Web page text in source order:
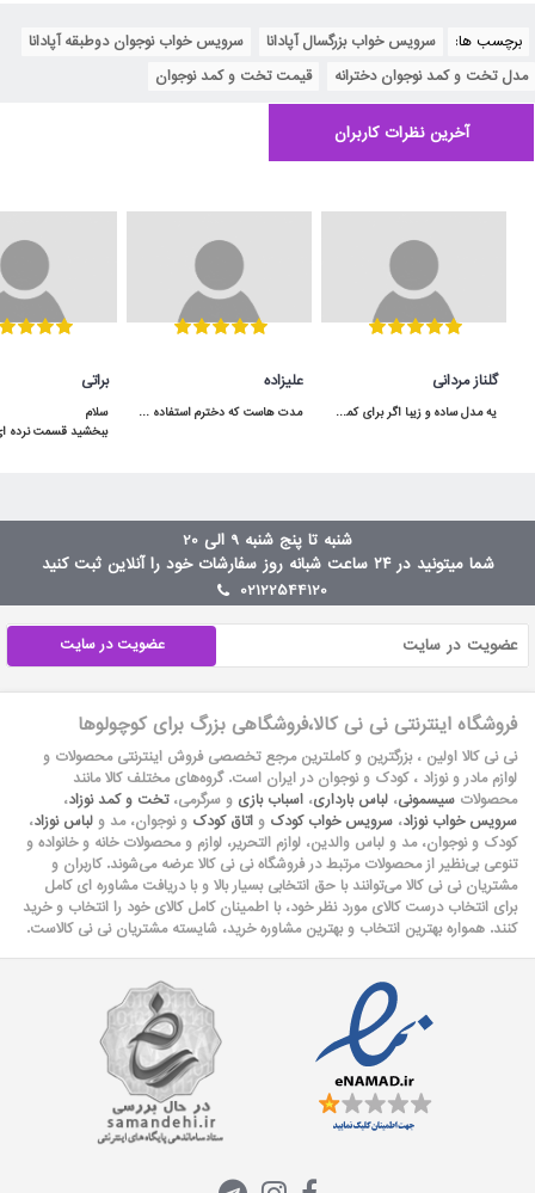
برچسب ها: سرویس خواب بزرگسال آپادانا سرویس خواب نوجوان دوطبقه آپادانا
مدل تخت و کمد نوجوان دخترانه
قیمت تخت و کمد نوجوان
آخرین نظرات کاربران
گلناز مردانی
یه مدل ساده و زیبا اگر برای کمد سه دربش جا داشته باشید خیلی هم کاربردی میشه
علیزاده
مدت هاست که دخترم استفاده می کنه و کیفیت مناسبی داره.در شگفت انگیز با قیمت عالی خریدم.
براتی
شنبه تا پنج شنبه 9 الی 20
شما میتونید در ۲۴ ساعت شبانه روز سفارشات خود را آنلاین ثبت کنید
02122544120
عضویت در سایت
فروشگاه اینترنتی نی نی کالا،فروشگاهی بزرگ برای کوچولوها
نی نی کالا اولین ، بزرگترین و کاملترین مرجع تخصصی فروش اینترنتی محصولات و
لوازم مادر و نوزاد ، کودک و نوجوان در ایران است. گروه‏‏‌های مختلف کالا مانند
محصولات سیسمونی، لباس بارداری، اسباب بازی و سرگرمی،تخت و کمد نوزاد،
سرویس خواب نوزاد، سرویس خواب کودک و اتاق کودک و نوجوان، مد و لباس نوزاد،
کودک و نوجوان، مد و لباس والدین، لوازم التحریر، لوازم و محصولات خانه و خانواده و
تنوعی بی‌نظیر از محصولات مرتبط در فروشگاه نی نی کالا عرضه می‏‏‏‌شوند. کاربران و
مشتریان نی نی‌ کالا می‏‏‌توانند با حق انتخابی بسیار بالا و با دریافت مشاوره ای کامل
برای انتخاب درست کالای مورد نظر خود، با اطمینان کامل کالای خود را انتخاب و خرید
کنند. همواره بهترین انتخاب و بهترین مشاوره خرید، شایسته مشتریان نی نی کالاست.